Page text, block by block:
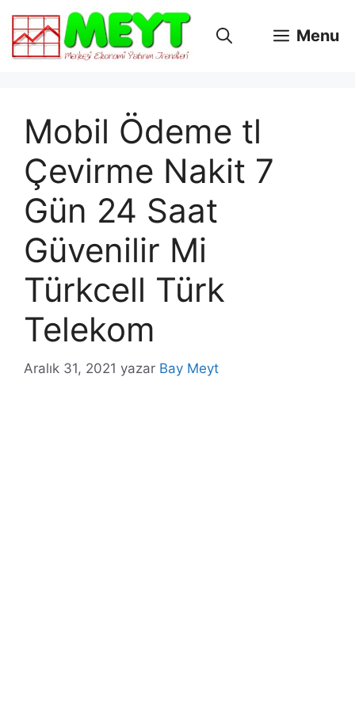
atla
Menu
Mobil Ödeme tl
Çevirme Nakit 7
Gün 24 Saat
Güvenilir Mi
Türkcell Türk
Telekom
Aralık 31, 2021 yazar Bay Meyt